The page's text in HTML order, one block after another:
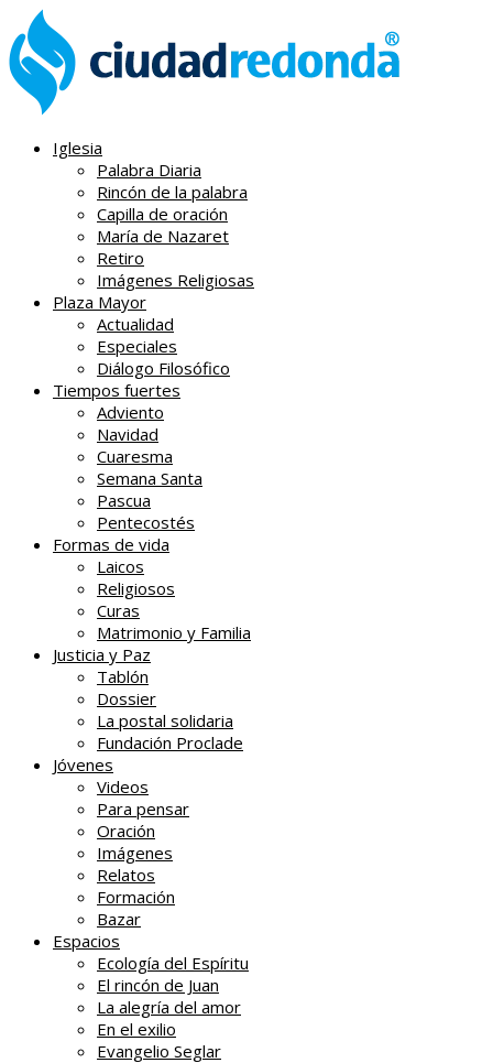
Iglesia
Palabra Diaria
Rincón de la palabra
Capilla de oración
María de Nazaret
Retiro
Imágenes Religiosas
Plaza Mayor
Actualidad
Especiales
Diálogo Filosófico
Tiempos fuertes
Adviento
Navidad
Cuaresma
Semana Santa
Pascua
Pentecostés
Formas de vida
Laicos
Religiosos
Curas
Matrimonio y Familia
Justicia y Paz
Tablón
Dossier
La postal solidaria
Fundación Proclade
Jóvenes
Videos
Para pensar
Oración
Imágenes
Relatos
Formación
Bazar
Espacios
Ecología del Espíritu
El rincón de Juan
La alegría del amor
En el exilio
Evangelio Seglar